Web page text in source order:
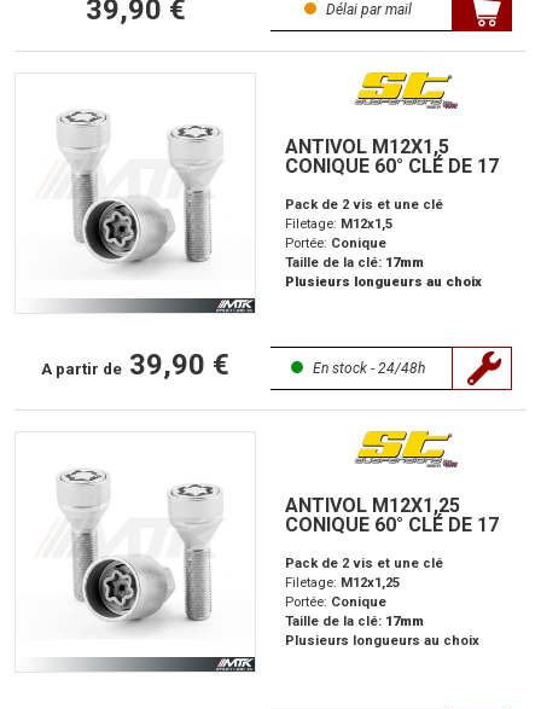
39,90 € Délai par mail
ANTIVOL M12X1,5
CONIQUE 60° CLÉ DE 17
Pack de 2 vis et une clé
Filetage: M12x1,5
Portée: Conique
Taille de la clé: 17mm
Plusieurs longueurs au choix
A partir de 39,90 € En stock - 24/48h
ANTIVOL M12X1,25
CONIQUE 60° CLÉ DE 17
Pack de 2 vis et une clé
Filetage: M12x1,25
Portée: Conique
Taille de la clé: 17mm
Plusieurs longueurs au choix